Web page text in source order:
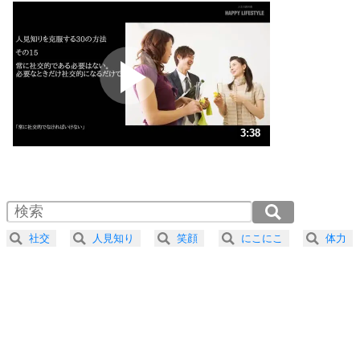
いらいらしない人になる30の方法
プラス思考
ポジティブになれない原因は、行動しないから。
ポジティブ思考になる30の方法
ストレス対策
人生、なんとかなるもの。
気楽に生きる30の方法
4 器の大きい人は、怒りを優しさで表現する。
3:38
2.0倍速 （427KB 1分49秒）
2.5倍速 （342KB 1分27秒）
3.0倍速 （285KB 1分12秒）
社交 人見知り 笑顔 にこにこ 体力